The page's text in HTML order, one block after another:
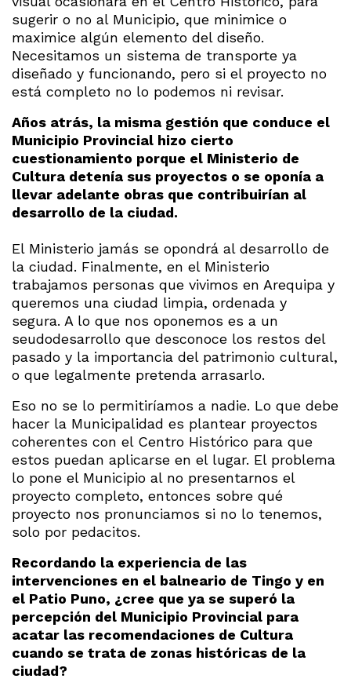
sugerir o no al Municipio, que minimice o
maximice algún elemento del diseño.
Necesitamos un sistema de transporte ya
diseñado y funcionando, pero si el proyecto no
está completo no lo podemos ni revisar.
Años atrás, la misma gestión que conduce el
Municipio Provincial hizo cierto
cuestionamiento porque el Ministerio de
Cultura detenía sus proyectos o se oponía a
llevar adelante obras que contribuirían al
desarrollo de la ciudad.
El Ministerio jamás se opondrá al desarrollo de
la ciudad. Finalmente, en el Ministerio
trabajamos personas que vivimos en Arequipa y
queremos una ciudad limpia, ordenada y
segura. A lo que nos oponemos es a un
seudodesarrollo que desconoce los restos del
pasado y la importancia del patrimonio cultural,
o que legalmente pretenda arrasarlo.
Eso no se lo permitiríamos a nadie. Lo que debe
hacer la Municipalidad es plantear proyectos
coherentes con el Centro Histórico para que
estos puedan aplicarse en el lugar. El problema
lo pone el Municipio al no presentarnos el
proyecto completo, entonces sobre qué
proyecto nos pronunciamos si no lo tenemos,
solo por pedacitos.
Recordando la experiencia de las
intervenciones en el balneario de Tingo y en
el Patio Puno, ¿cree que ya se superó la
percepción del Municipio Provincial para
acatar las recomendaciones de Cultura
cuando se trata de zonas históricas de la
ciudad?